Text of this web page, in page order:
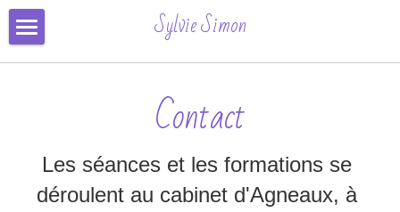
Sylvie Simon
Formation & Inscription
Contact
Contact
Les séances et les formations se
déroulent au cabinet d'Agneaux, à
CATÉGORIES DE BLOG